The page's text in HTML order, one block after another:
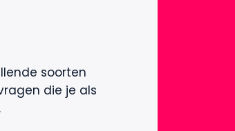
soorten
die je als